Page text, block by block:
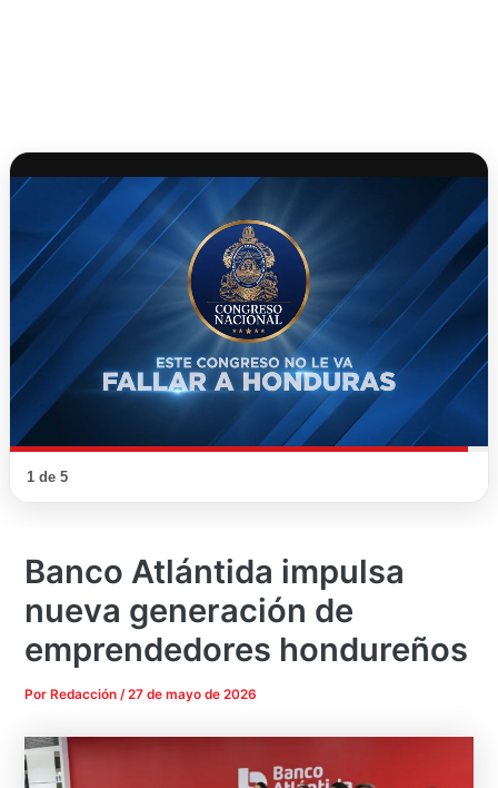
1 de 5
Banco Atlántida impulsa
nueva generación de
emprendedores hondureños
Por Redacción/27 de mayo de 2026